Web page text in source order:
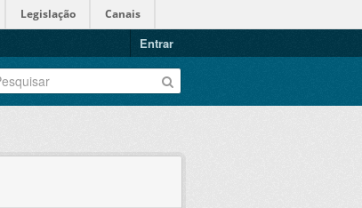
Legislação Canais
Entrar